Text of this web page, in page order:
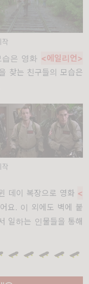
은 영화 <에일리언>
찾는 친구들의 모습은
데이 복장으로 영화 <
요. 이 외에도 벽에 붙
일하는 인물들을 통해